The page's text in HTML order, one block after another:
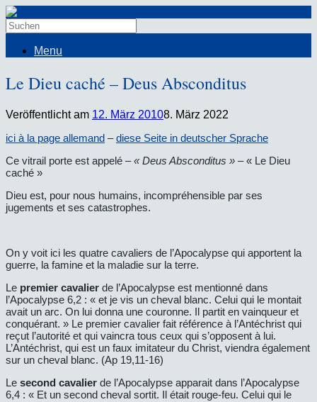
Menu
Le Dieu caché – Deus Absconditus
Veröffentlicht am 12. März 20108. März 2022
ici à la page allemand –diese Seite in deutscher Sprache
Ce vitrail porte est appelé – « Deus Absconditus » –« Le Dieu
caché »
Dieu est, pour nous humains, incompréhensible par ses
jugements et ses catastrophes.
On y voit ici les quatre cavaliers de l’Apocalypse qui apportent la
guerre, la famine et la maladie sur la terre.
Le premier cavalier de l’Apocalypse est mentionné dans
l’Apocalypse 6,2 : « et je vis un cheval blanc. Celui qui le montait
avait un arc. On lui donna une couronne. Il partit en vainqueur et
conquérant. » Le premier cavalier fait référence à l’Antéchrist qui
reçut l’autorité et qui vaincra tous ceux qui s’opposent à lui.
L’Antéchrist, qui est un faux imitateur du Christ, viendra également
sur un cheval blanc. (Ap 19,11-16)
Le second cavalier de l’Apocalypse apparait dans l’Apocalypse
6,4 : « Et un second cheval sortit. Il était rouge-feu. Celui qui le